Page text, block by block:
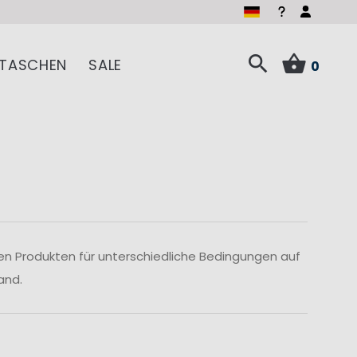
SALE 0
Produkten für unterschiedliche Bedingungen auf